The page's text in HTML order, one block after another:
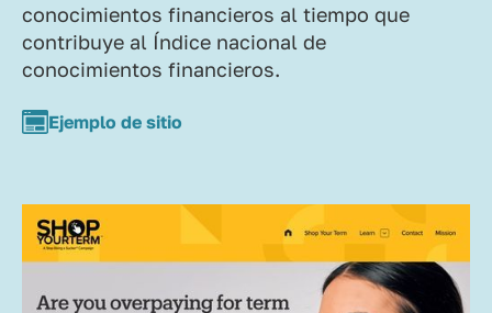
conocimientos financieros al tiempo que
contribuye al Índice nacional de
conocimientos financieros.
Ejemplo de sitio